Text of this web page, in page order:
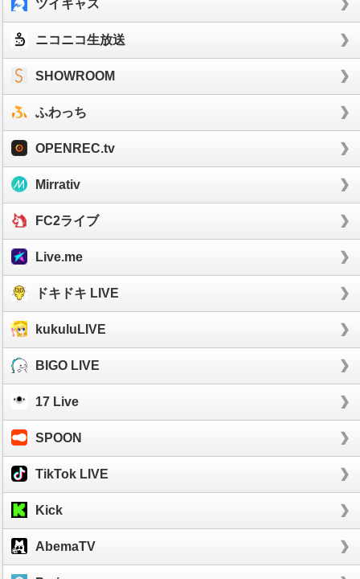
ツイキャス
ニコニコ生放送
SHOWROOM
ふわっち
OPENREC.tv
Mirrativ
FC2ライブ
Live.me
ドキドキ LIVE
kukuluLIVE
BIGO LIVE
17 Live
SPOON
TikTok LIVE
Kick
AbemaTV